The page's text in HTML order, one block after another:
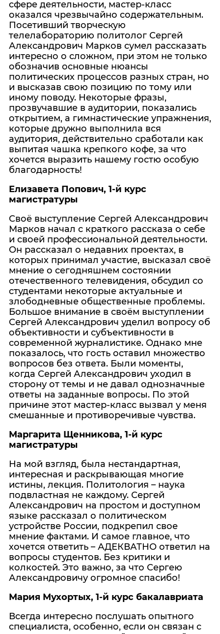
сфере деятельности, мастер-класс
оказался чрезвычайно содержательным.
Посетивший творческую
телелабораторию политолог Сергей
Александрович Марков сумел рассказать
интересно о сложном, при этом не только
обозначив основные нюансы
политических процессов разных стран, но
и высказав свою позицию по тому или
иному поводу. Некоторые фразы,
прозвучавшие в аудитории, показались
открытием, а гимнастические упражнения,
которые дружно выполнила вся
аудитория, действительно сработали как
выпитая чашка крепкого кофе, за что
хочется выразить нашему гостю особую
благодарность!
Елизавета Попович, 1-й курс
магистратуры
Своё выступление Сергей Александрович
Марков начал с краткого рассказа о себе
и своей профессиональной деятельности.
Он рассказал о недавних проектах, в
которых принимал участие, высказал своё
мнение о сегодняшнем состоянии
отечественного телевидения, обсудил со
студентами некоторые актуальные и
злободневные общественные проблемы.
Большое внимание в своём выступлении
Сергей Александрович уделил вопросу об
объективности и субъективности в
современной журналистике. Однако мне
показалось, что гость оставил множество
вопросов без ответа. Были моменты,
когда Сергей Александрович уходил в
сторону от темы и не давал однозначные
ответы на заданные вопросы. По этой
причине этот мастер-класс вызвал у меня
смешанные и противоречивые чувства.
Маргарита Щенникова, 1-й курс
магистратуры
На мой взгляд, была нестандартная,
интересная и раскрывающая многие
истины, лекция. Политология – наука
подвластная не каждому. Сергей
Александрович на простом и доступном
языке рассказал о политическом
устройстве России, подкрепил свое
мнение фактами. И самое главное, что
хочется ответить – АДЕКВАТНО ответил на
вопросы студентов. Без критики и
колкостей. Это важно, за что Сергею
Александровичу огромное спасибо!
Мария Мухортых, 1-й курс бакалавриата
Всегда интересно послушать опытного
специалиста, особенно, если он связан с